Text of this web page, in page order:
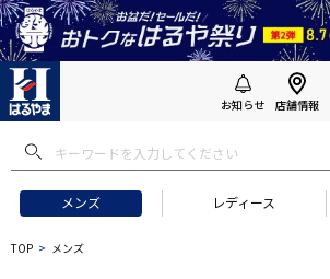
お知らせ 店舗情報
メンズ レディース
フトにおすすめ #セットアップ スーツ
TOP メンズ